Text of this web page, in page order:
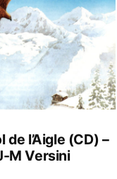
de l’Aigle (CD) –
M Versini